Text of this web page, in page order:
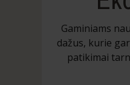
Gaminiams
dažus, kurie
patikimai